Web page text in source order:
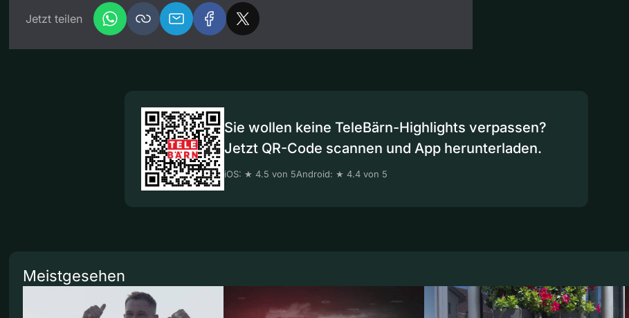
Jetzt teilen
Sie wollen keine TeleBärn-Highlights verpassen?
Jetzt QR-Code scannen und App herunterladen.
iOS: ★ 4.5 von 5Android: ★ 4.4 von 5
Meistgesehen